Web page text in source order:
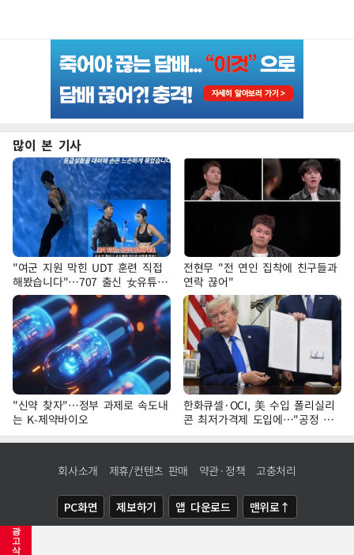
광
고
삭
많이 본 기사
"여군 지원 막힌 UDT 훈련 직접
해봤습니다"…707 출신 女유튜버
'완벽 소화'
전현무 "전 연인 집착에 친구들과
연락 끊어"
"신약 찾자"…정부 과제로 속도내
는 K-제약바이오
한화큐셀·OCI, 美 수입 폴리실리
콘 최저가격제 도입에…"공정 경
쟁·수익성 개선 환영"
회사소개 제휴/컨텐츠 판매 약관·정책 고충처리
PC화면 제보하기 앱 다운로드 맨위로↑